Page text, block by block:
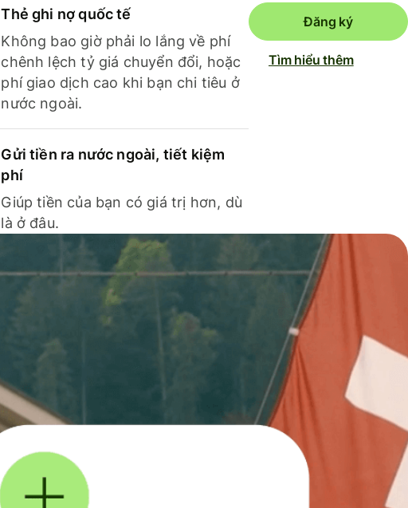
Thẻ ghi nợ quốc tế
Không bao giờ phải lo lắng về phí
chênh lệch tỷ giá chuyển đổi, hoặc
phí giao dịch cao khi bạn chi tiêu ở
nước ngoài.
Gửi tiền ra nước ngoài, tiết kiệm
phí
Giúp tiền của bạn có giá trị hơn, dù
là ở đâu.
Đăng ký
Tìm hiểu thêm